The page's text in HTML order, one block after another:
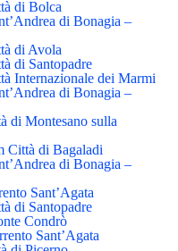
di Bolca
di Bonagia –
di Avola
di Santopadre
Internazionale dei Marmi
di Bonagia –
di Montesano sulla
Città di Bagaladi
di Bonagia –
Sant’Agata
di Santopadre
Condrò
Sant’Agata